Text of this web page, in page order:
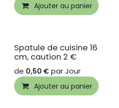
Ajouter au panier
Spatule de cuisine 16
cm, caution 2 €
de 0,50 € parJour
Ajouter au panier